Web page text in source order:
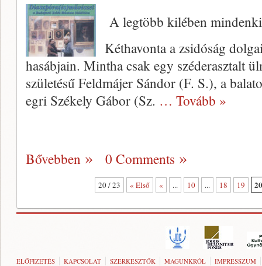
A legtöbb kilében
Kéthavonta a zsidóság
hasábjain. Mintha csak egy széderasztalt
születésű Feldmájer Sándor (F. S.), a
egri Székely Gábor (Sz. … Tovább »
Bővebben 0 Comments
20 / 23 « Első « ... 10 ... 18 19 20
ELŐFIZETÉS KAPCSOLAT SZERKESZTŐK MAGUNKRÓL IMPRESSZUM